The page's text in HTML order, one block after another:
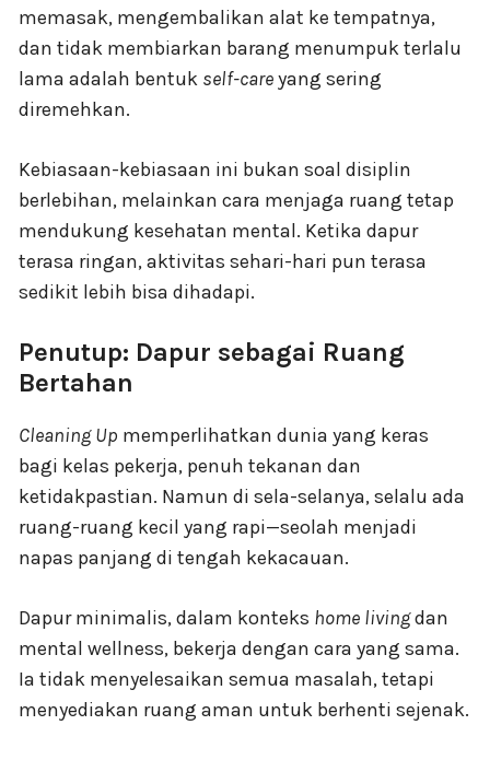
memasak, mengembalikan alat ke tempatnya,
dan tidak membiarkan barang menumpuk terlalu
lama adalah bentuk self-careyang sering
diremehkan.
Kebiasaan-kebiasaan ini bukan soal disiplin
berlebihan, melainkan cara menjaga ruang tetap
mendukung kesehatan mental. Ketika dapur
terasa ringan, aktivitas sehari-hari pun terasa
sedikit lebih bisa dihadapi.
Penutup: Dapur sebagai Ruang
Bertahan
Cleaning Up memperlihatkan dunia yang keras
bagi kelas pekerja, penuh tekanan dan
ketidakpastian. Namun di sela-selanya, selalu ada
ruang-ruang kecil yang rapi—seolah menjadi
napas panjang di tengah kekacauan.
Dapur minimalis, dalam konteks home livingdan
mental wellness, bekerja dengan cara yang sama.
Ia tidak menyelesaikan semua masalah, tetapi
menyediakan ruang aman untuk berhenti sejenak.